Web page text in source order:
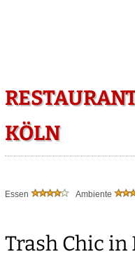
KÖLN
Essen Ambiente
Trash Chic in